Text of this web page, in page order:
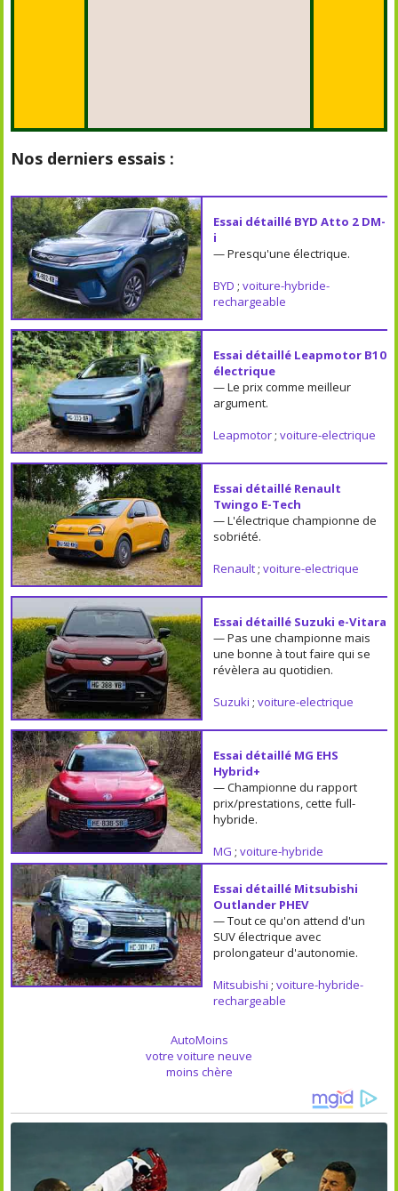
Nos derniers essais :
Essai détaillé BYD Atto 2 DM-
i
— Presqu'une électrique.
BYD ; voiture-hybride-
rechargeable
Essai détaillé Leapmotor B10
électrique
— Le prix comme meilleur
argument.
Leapmotor; voiture-electrique
Essai détaillé Renault
Twingo E-Tech
— L'électrique championne de
sobriété.
Renault; voiture-electrique
Essai détaillé Suzuki e-Vitara
— Pas une championne mais
une bonne à tout faire qui se
révèlera au quotidien.
Suzuki ; voiture-electrique
Essai détaillé MG EHS
Hybrid+
— Championne du rapport
prix/prestations, cette full-
hybride.
MG ; voiture-hybride
Essai détaillé Mitsubishi
Outlander PHEV
— Tout ce qu'on attend d'un
SUV électrique avec
prolongateur d'autonomie.
Mitsubishi ; voiture-hybride-
rechargeable
AutoMoins
votre voiture neuve
moins chère